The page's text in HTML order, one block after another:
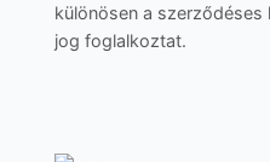
különösen a
jog foglalkoztat.